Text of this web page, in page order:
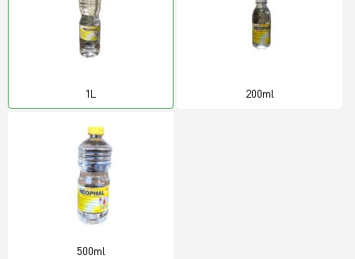
1L 200ml
500ml